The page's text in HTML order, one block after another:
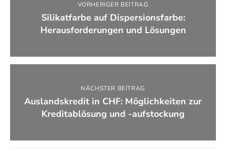
VORHERIGER BEITRAG
Silikatfarbe auf Dispersionsfarbe:
Herausforderungen und Lösungen
NÄCHSTER BEITRAG
Auslandskredit in CHF: Möglichkeiten zur
Kreditablösung und -aufstockung